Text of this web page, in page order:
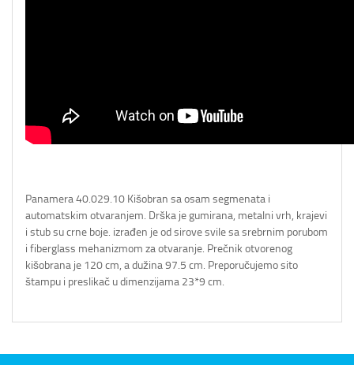
Panamera 40.029.10 Kišobran sa osam segmenata i
automatskim otvaranjem. Drška je gumirana, metalni vrh, krajevi
i stub su crne boje. izrađen je od sirove svile sa srebrnim porubom
i fiberglass mehanizmom za otvaranje. Prečnik otvorenog
kišobrana je 120 cm, a dužina 97.5 cm. Preporučujemo sito
štampu i preslikač u dimenzijama 23*9 cm.